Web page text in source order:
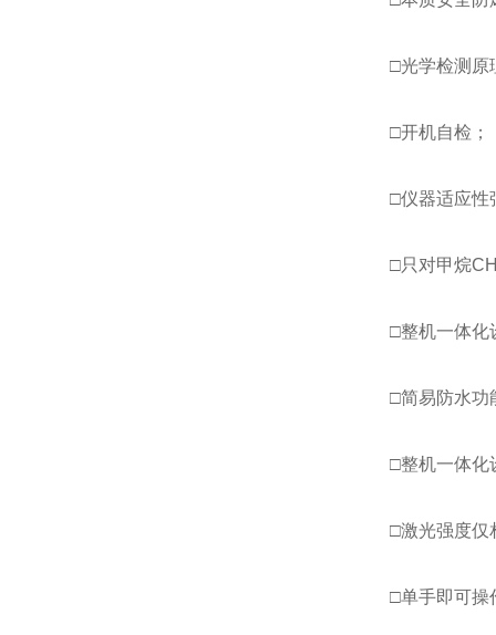
□光学检测原
□开机自检；
□仪器适应性
□只对甲烷
□整机一体化
□简易防水功
□整机一体化
□激光强度仅
□单手即可操